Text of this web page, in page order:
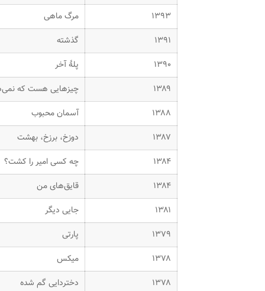
۱۳۹۳
مرگ ماهی
۱۳۹۱
گذشته
۱۳۹۰
پلهٔ آخر
۱۳۸۹
چیزهایی هست که
۱۳۸۸
آسمان محبوب
۱۳۸۷
دوزخ، برزخ، بهشت
۱۳۸۴
چه کسی امیر را کشت؟
۱۳۸۴
قایق‌های من
۱۳۸۱
جایی دیگر
۱۳۷۹
پارتی
۱۳۷۸
میکس
۱۳۷۸
دختردایی گم شده